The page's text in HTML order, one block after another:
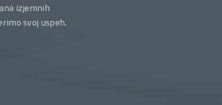
izjemnih
svoj uspeh.